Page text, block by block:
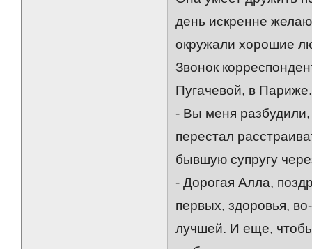
день искренне
окружали хорошие
Звонок
Пугачевой, в Париже.
- Вы меня разбудили,
перестал
бывшую супругу
- Дорогая Алла,
первых, здоровья,
лучшей. И еще,